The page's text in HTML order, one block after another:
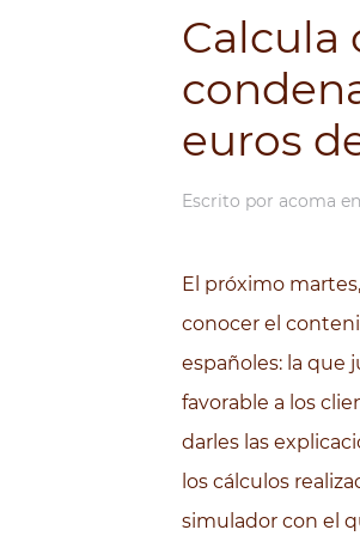
Calcula
euros
Escrito por acoma en
El próximo
conocer el
españoles: la que
favorable a los
darles las
los cálculos
simulador con el